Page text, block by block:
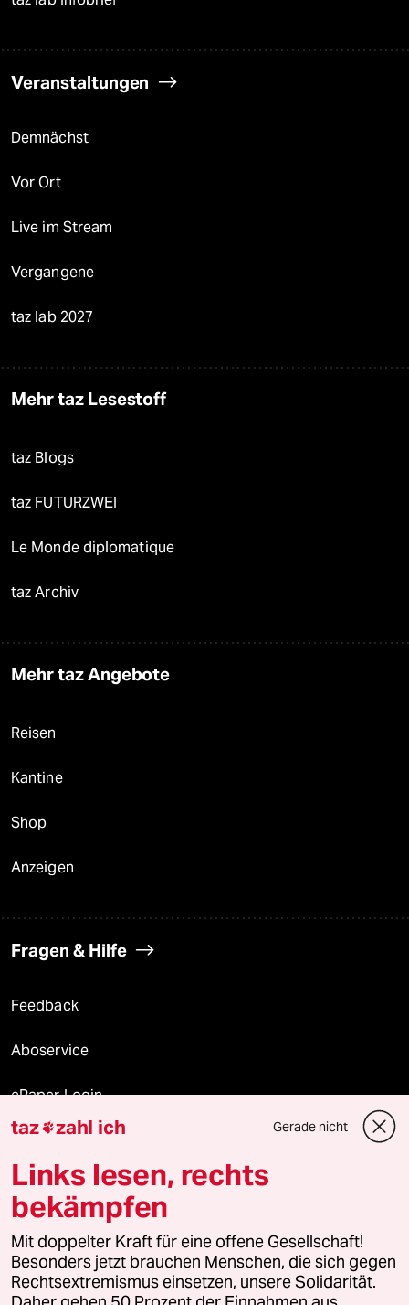
Veranstaltungen
Demnächst
Vor Ort
Live im Stream
Vergangene
taz lab 2027
Mehr taz Lesestoff
taz Blogs
taz FUTURZWEI
Le Monde diplomatique
taz Archiv
Mehr taz Angebote
Reisen
Kantine
Shop
Anzeigen
Fragen & Hilfe
Feedback
Aboservice
ePaper Login
Downloads für Abonnierende
© 2026 taz Verlags und Vertriebs GmbH
Alle Rechte vorbehalten. Bei rechtlichen Fragen oder für Genehmigungen
wenden Sie sich bitte an lizenzen@taz.de
taz zahl ich Gerade nicht
Links lesen, rechts
bekämpfen
Mit doppelter Kraft für eine offene Gesellschaft!
Besonders jetzt brauchen Menschen, die sich gegen
Rechtsextremismus einsetzen, unsere Solidarität.